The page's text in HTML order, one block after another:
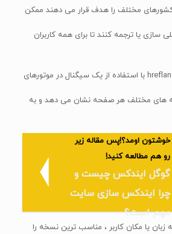
مختلف را هدف قرار می دهند ممکن
سازی یا ترجمه کنند تا برای همه کاربران
های مختلف هر صفحه نشان می دهد و به
خوشتون اومد؟!پس مقاله زیر
رو هم مطالعه کنید!
گوگل ایندکس چیست و
چرا ایندکس سازی سایت
مهم است؟
یا مکان کاربر ، مناسب ترین نسخه را